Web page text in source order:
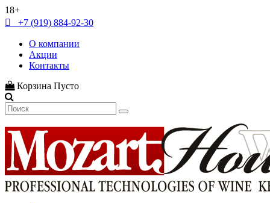
18+
+7 (919) 884-92-30
О компании
Акции
Контакты
Корзина Пусто